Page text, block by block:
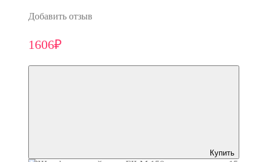
Добавить отзыв
1606₽
Купить